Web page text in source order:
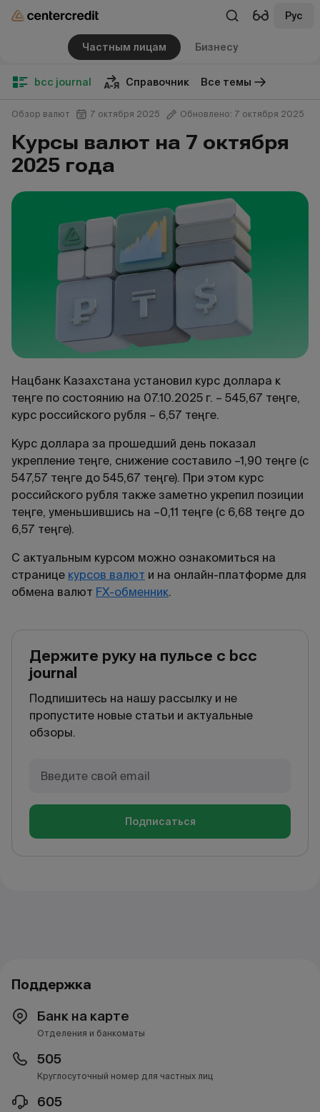
Рус
Частным лицам Бизнесу
bcc journal Справочник Все темы
Обзор валют 7 октября 2025 Обновлено: 7 октября 2025
Курсы валют на 7 октября
2025 года
Нацбанк Казахстана установил курс доллара к
теңге по состоянию на 07.10.2025 г. – 545,67 теңге,
курс российского рубля – 6,57 теңге.
Курс доллара за прошедший день показал
укрепление теңге, снижение составило –1,90 теңге (с
547,57 теңге до 545,67 теңге). При этом курс
российского рубля также заметно укрепил позиции
теңге, уменьшившись на –0,11 теңге (с 6,68 теңге до
6,57 теңге).
С актуальным курсом можно ознакомиться на
странице курсов валют и на онлайн-платформе для
обмена валют FX-обменник.
Держите руку на пульсе с bcc
journal
Подпишитесь на нашу рассылку и не
пропустите новые статьи и актуальные
обзоры.
Подписаться
Поддержка
Банк на карте
Отделения и банкоматы
505
Круглосуточный номер для частных лиц
605